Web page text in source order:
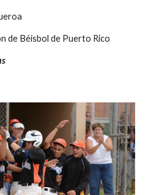
de Béisbol de Puerto Rico